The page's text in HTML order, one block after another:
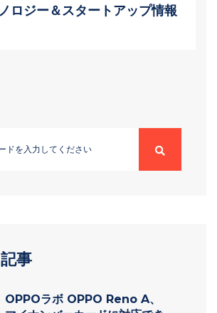
ロジー＆スタートアップ情報
事
OPPOラボ OPPO Reno A、